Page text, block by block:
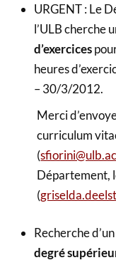
URGENT : Le
l’ULB cherche
d’exercices
heures
– 30/3/2012.
Merci
curriculum
(
Département,
(
Recherche d’un
degré